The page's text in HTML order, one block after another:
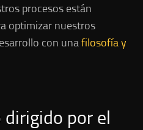
procesos están
optimizar nuestros
con unafilosofía y
dirigido por el